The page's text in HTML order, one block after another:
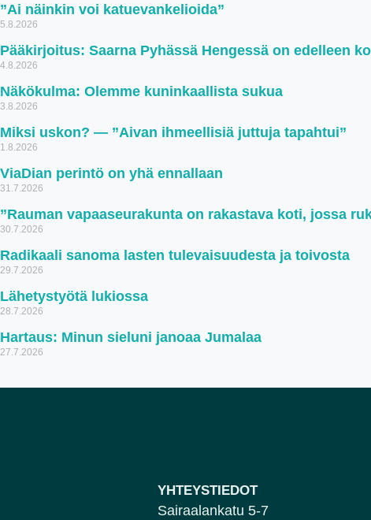
”Ai näinkin voi katuevankelioida”
5.8.2026
Pääkirjoitus: Saarna Pyhässä Hengessä on edelleen
4.8.2026
Näkökulma: Olemme kuninkaallista sukua
3.8.2026
Miksi uskon? — ”Aivan ihmeellisiä juttuja tapahtui”
1.8.2026
ViaDian perintö on yhä ennallaan
31.7.2026
”Rauman vapaaseurakunta on rakastava koti, jossa
30.7.2026
Radikaali sanoma lasten tulevaisuudesta ja toivosta
29.7.2026
Lähetystyötä lukiossa
28.7.2026
Hartaus: Minun sieluni janoaa Jumalaa
27.7.2026
YHTEYSTIEDOT
Sairaalankatu 5-7